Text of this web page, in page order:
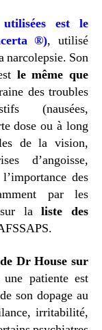
est le
®), utilisé
narcolepsie. Son
le même que
des troubles
(nausées,
dose ou à long
de la vision,
d’angoisse,
des
par les
sur laliste des
Dr House sur
patiente est
son dopage au
irritabilité,